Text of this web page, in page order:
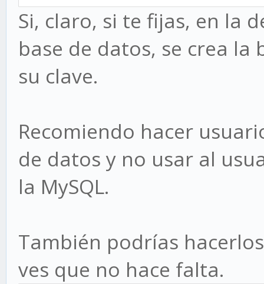
Si, claro, si te fijas, en la
base de datos, se crea la
su clave.
Recomiendo hacer
de datos y no usar al
la MySQL.
También podrías
ves que no hace falta.